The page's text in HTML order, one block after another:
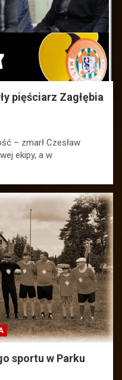
pięściarz Zagłębia
– zmarł Czesław
ekipy, a w
sportu w Parku